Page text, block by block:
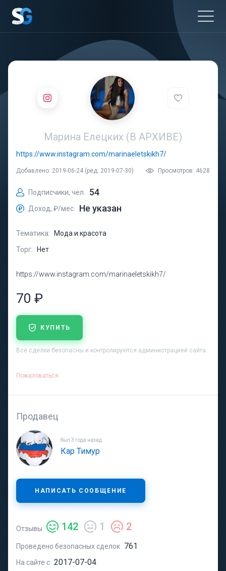
Марина Елецких (В АРХИВЕ)
https://www.instagram.com/marinaeletskikh7/
Добавлено: 2019-06-24 (ред. 2019-07-30) Просмотров: 4628
Подписчики, чел. 54
Доход, ₽/мес. Не указан
Тематика:
Мода и красота
Торг:
Нет
https://www.instagram.com/marinaeletskikh7/
70 ₽
КУПИТЬ
Все сделки безопасны и контролируются администрацией сайта
Пожаловаться
Продавец
был 3 года назад
Кар Тимур
НАПИСАТЬ СООБЩЕНИЕ
Отзывы 142 1 2
Проведено безопасных сделок 761
На сайте с 2017-07-04